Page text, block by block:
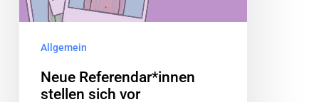
Allgemein
Neue Referendar*innen
stellen sich vor